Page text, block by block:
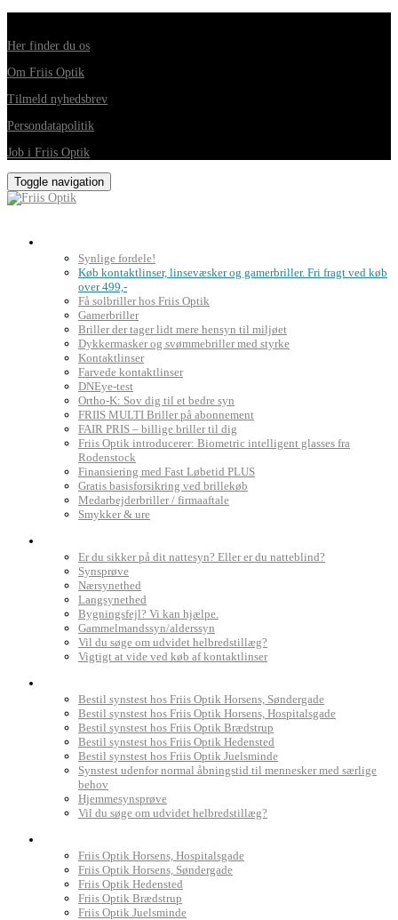
Her finder du os
Om Friis Optik
Tilmeld nyhedsbrev
Persondatapolitik
Job i Friis Optik
Toggle navigation
Synlige fordele!
Køb kontaktlinser, linsevæsker og gamerbriller. Fri fragt ved køb
over 499,-
Få solbriller hos Friis Optik
Gamerbriller
Briller der tager lidt mere hensyn til miljøet
Dykkermasker og svømmebriller med styrke
Kontaktlinser
Farvede kontaktlinser
DNEye-test
Ortho-K: Sov dig til et bedre syn
FRIIS MULTI Briller på abonnement
FAIR PRIS – billige briller til dig
Friis Optik introducerer: Biometric intelligent glasses fra
Rodenstock
Finansiering med Fast Løbetid PLUS
Gratis basisforsikring ved brillekøb
Medarbejderbriller / firmaaftale
Smykker & ure
Er du sikker på dit nattesyn? Eller er du natteblind?
Synsprøve
Nærsynethed
Langsynethed
Bygningsfejl? Vi kan hjælpe.
Gammelmandssyn/alderssyn
Vil du søge om udvidet helbredstillæg?
Vigtigt at vide ved køb af kontaktlinser
Bestil synstest hos Friis Optik Horsens, Søndergade
Bestil synstest hos Friis Optik Horsens, Hospitalsgade
Bestil synstest hos Friis Optik Brædstrup
Bestil synstest hos Friis Optik Hedensted
Bestil synstest hos Friis Optik Juelsminde
Synstest udenfor normal åbningstid til mennesker med særlige
behov
Hjemmesynsprøve
Vil du søge om udvidet helbredstillæg?
Friis Optik Horsens, Hospitalsgade
Friis Optik Horsens, Søndergade
Friis Optik Hedensted
Friis Optik Brædstrup
Friis Optik Juelsminde